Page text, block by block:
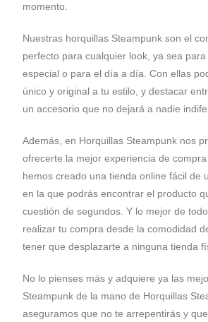
momento.
Nuestras horquillas Steampunk son el
perfecto para cualquier look, ya sea
especial o para el día a día. Con ellas
único y original a tu estilo, y destacar
un accesorio que no dejará a nadie
Además, en Horquillas Steampunk nos
ofrecerte la mejor experiencia de compra
hemos creado una tienda online fácil de
en la que podrás encontrar el producto
cuestión de segundos. Y lo mejor de
realizar tu compra desde la comodidad
tener que desplazarte a ninguna tienda
No lo pienses más y adquiere ya las
Steampunk de la mano de Horquillas
aseguramos que no te arrepentirás y